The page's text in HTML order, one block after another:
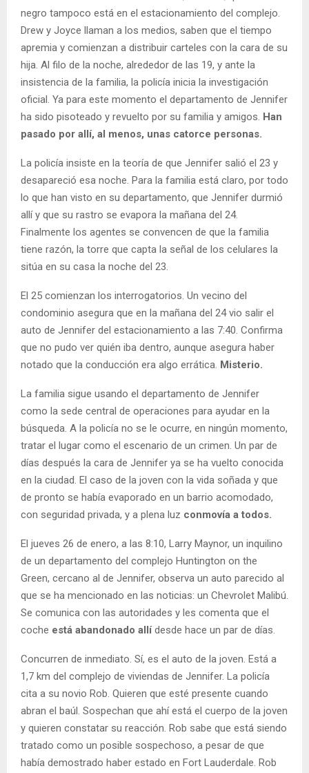
negro tampoco está en el estacionamiento del complejo.
Drew y Joyce llaman a los medios, saben que el tiempo
apremia y comienzan a distribuir carteles con la cara de su
hija. Al filo de la noche, alrededor de las 19, y ante la
insistencia de la familia, la policía inicia la investigación
oficial. Ya para este momento el departamento de Jennifer
ha sido pisoteado y revuelto por su familia y amigos. Han
pasado por allí, al menos, unas catorce personas.
La policía insiste en la teoría de que Jennifer salió el 23 y
desapareció esa noche. Para la familia está claro, por todo
lo que han visto en su departamento, que Jennifer durmió
allí y que su rastro se evapora la mañana del 24.
Finalmente los agentes se convencen de que la familia
tiene razón, la torre que capta la señal de los celulares la
sitúa en su casa la noche del 23.
El 25 comienzan los interrogatorios. Un vecino del
condominio asegura que en la mañana del 24 vio salir el
auto de Jennifer del estacionamiento a las 7:40. Confirma
que no pudo ver quién iba dentro, aunque asegura haber
notado que la conducción era algo errática. Misterio.
La familia sigue usando el departamento de Jennifer
como la sede central de operaciones para ayudar en la
búsqueda. A la policía no se le ocurre, en ningún momento,
tratar el lugar como el escenario de un crimen. Un par de
días después la cara de Jennifer ya se ha vuelto conocida
en la ciudad. El caso de la joven con la vida soñada y que
de pronto se había evaporado en un barrio acomodado,
con seguridad privada, y a plena luz conmovía a todos.
El jueves 26 de enero, a las 8:10, Larry Maynor, un inquilino
de un departamento del complejo Huntington on the
Green, cercano al de Jennifer, observa un auto parecido al
que se ha mencionado en las noticias: un Chevrolet Malibú.
Se comunica con las autoridades y les comenta que el
coche está abandonado allídesde hace un par de días.
Concurren de inmediato. Sí, es el auto de la joven. Está a
1,7 km del complejo de viviendas de Jennifer. La policía
cita a su novio Rob. Quieren que esté presente cuando
abran el baúl. Sospechan que ahí está el cuerpo de la joven
y quieren constatar su reacción. Rob sabe que está siendo
tratado como un posible sospechoso, a pesar de que
había demostrado haber estado en Fort Lauderdale. Rob